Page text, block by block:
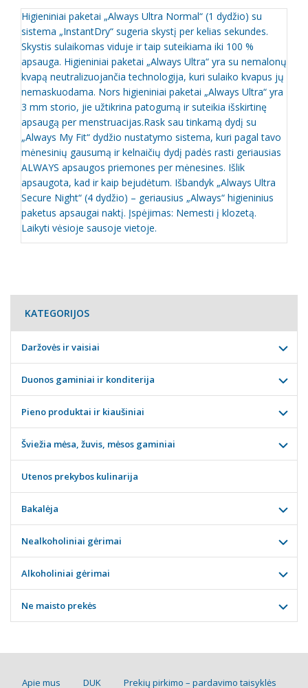
Higieniniai paketai „Always Ultra Normal“ (1 dydžio) su
sistema „InstantDry“ sugeria skystį per kelias sekundes.
Skystis sulaikomas viduje ir taip suteikiama iki 100 %
apsauga. Higieniniai paketai „Always Ultra“ yra su nemalonų
kvapą neutralizuojančia technologija, kuri sulaiko kvapus jų
nemaskuodama. Nors higieniniai paketai „Always Ultra“ yra
3 mm storio, jie užtikrina patogumą ir suteikia išskirtinę
apsaugą per menstruacijas.Rask sau tinkamą dydį su
„Always My Fit“ dydžio nustatymo sistema, kuri pagal tavo
mėnesinių gausumą ir kelnaičių dydį padės rasti geriausias
ALWAYS apsaugos priemones per mėnesines. Išlik
apsaugota, kad ir kaip bejudėtum. Išbandyk „Always Ultra
Secure Night“ (4 dydžio) – geriausius „Always“ higieninius
paketus apsaugai naktį. Įspėjimas: Nemesti į klozetą.
Laikyti vėsioje sausoje vietoje.
KATEGORIJOS
Daržovės ir vaisiai
Duonos gaminiai ir konditerija
Pieno produktai ir kiaušiniai
Šviežia mėsa, žuvis, mėsos gaminiai
Utenos prekybos kulinarija
Bakalėja
Nealkoholiniai gėrimai
Alkoholiniai gėrimai
Ne maisto prekės
Apie mus DUK Prekių pirkimo – pardavimo taisyklės